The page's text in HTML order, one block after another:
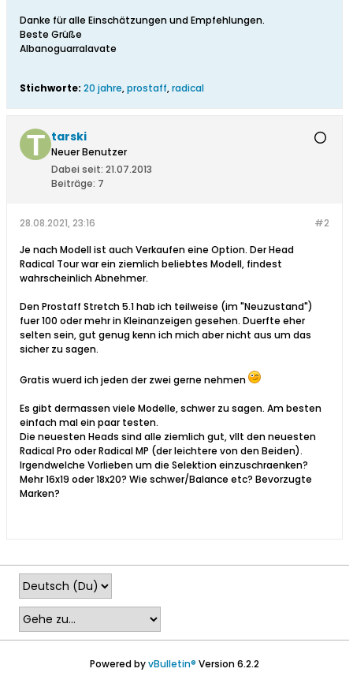
Danke für alle Einschätzungen und Empfehlungen.
Beste Grüße
Albanoguarralavate
Stichworte: 20 jahre,prostaff,radical
tarski
Neuer Benutzer
Dabei seit: 21.07.2013
Beiträge: 7
#2
28.08.2021, 23:16
Je nach Modell ist auch Verkaufen eine Option. Der Head
Radical Tour war ein ziemlich beliebtes Modell, findest
wahrscheinlich Abnehmer.
Den Prostaff Stretch 5.1 hab ich teilweise (im "Neuzustand")
fuer 100 oder mehr in Kleinanzeigen gesehen. Duerfte eher
selten sein, gut genug kenn ich mich aber nicht aus um das
sicher zu sagen.
Gratis wuerd ich jeden der zwei gerne nehmen
Es gibt dermassen viele Modelle, schwer zu sagen. Am besten
einfach mal ein paar testen.
Die neuesten Heads sind alle ziemlich gut, vllt den neuesten
Radical Pro oder Radical MP (der leichtere von den Beiden).
Irgendwelche Vorlieben um die Selektion einzuschraenken?
Mehr 16x19 oder 18x20? Wie schwer/Balance etc? Bevorzugte
Marken?
Powered byvBulletin® Version 6.2.2